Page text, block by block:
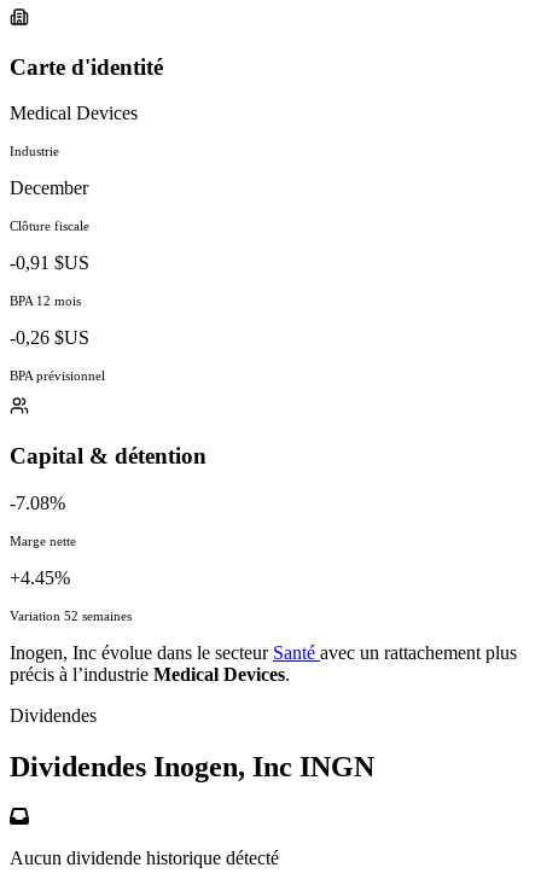
Carte d'identité
Medical Devices
Industrie
December
Clôture fiscale
-0,91 $US
BPA 12 mois
-0,26 $US
BPA prévisionnel
Capital & détention
-7.08%
Marge nette
+4.45%
Variation 52 semaines
Inogen, Inc évolue dans le secteur Santé avec un rattachement plus
précis à l’industrie Medical Devices.
Dividendes
Dividendes Inogen, Inc INGN
Aucun dividende historique détecté